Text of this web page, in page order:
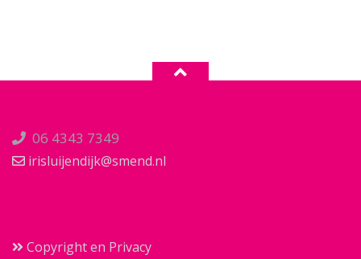
06 4343 7349
irisluijendijk@smend.nl
Copyright en Privacy